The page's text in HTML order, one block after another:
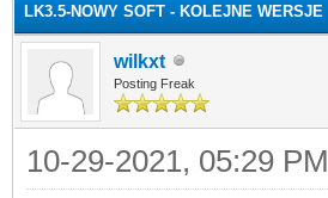
LK3.5-NOWY SOFT - KOLEJNE WERSJE
wilkxt
Posting Freak
10-29-2021, 05:29 PM